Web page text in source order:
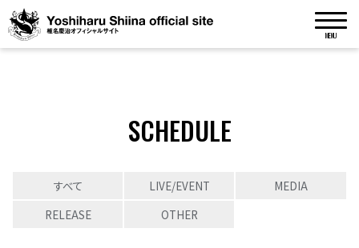
MENU
SCHEDULE
すべて LIVE/EVENT
MEDIA
RELEASE
OTHER